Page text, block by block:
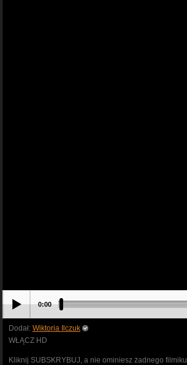
0:00
Dodał: Wiktoria Ilczuk
WŁĄCZ HD
Kliknij SUBSKRYBUJ, a nie ominiesz żadnego filmiku